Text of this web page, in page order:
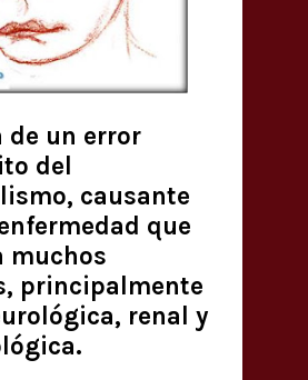
de un error
del
causante
que
muchos
principalmente
renal y